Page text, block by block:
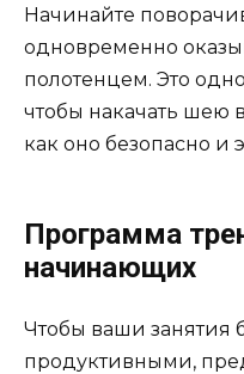
Начинайте
одновременно
полотенцем. Это
чтобы накачать шею
как оно безопасно и
Программа
начинающих
Чтобы ваши занятия
продуктивными,